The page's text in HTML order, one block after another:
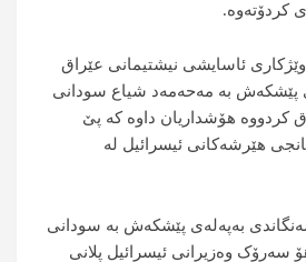
کردۆتەوە.
ئاسایشی نیشتیمانی عێراق
پێشکەش بە مەحەمەد شیاع سودانی
کردووە هۆشداریان داوە کە پێ
هێرشەکانی ئیسرائیل لە
بەپەلەی پێشکەش بە سودانی
سەرۆک وەزیرانی ئیسرائیل پلانی